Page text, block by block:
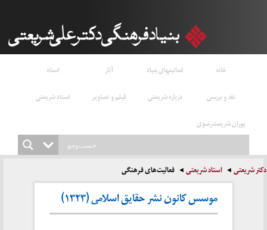
خانه فعالیتهای بنیاد آثار
اسناد
نقد و بررسی
درباره شریعتی فیلم و تصاویر
استاد شریعتی
پوران شریعت‌رضوی
دکتر شریعتی استاد شریعتی فعالیت‌های فرهنگی
موسس کانون نشر حقایق اسلامی (۱۳۲۳)